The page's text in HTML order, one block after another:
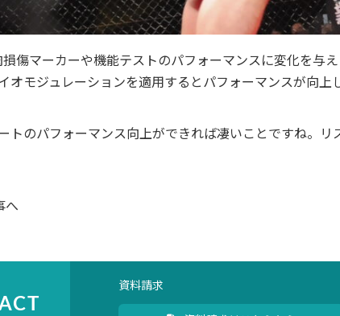
損傷マーカーや機能テストのパフォーマンスに変化を与
オモジュレーションを適用するとパフォーマンスが向
トのパフォーマンス向上ができれば凄いことですね。
へ
資料請求